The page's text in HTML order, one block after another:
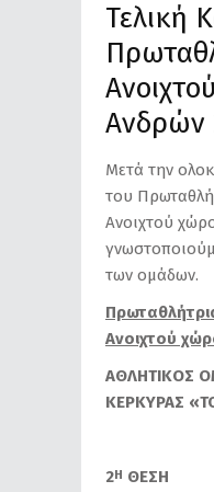
Τελική
Ανδρών
Μετά την
του
Ανοιχτού
των ομάδων.
Ανοιχτού
ΑΘΛΗΤΙΚΟΣ
ΚΕΡΚΥΡΑΣ
2Η ΘΕΣΗ